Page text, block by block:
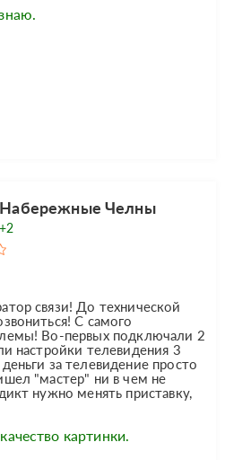
Челны
+2
связи! До технической
С самого
Во-первых подключали 2
настройки телевидения 3
за телевидение просто
"мастер" ни в чем не
нужно менять приставку,
картинки.